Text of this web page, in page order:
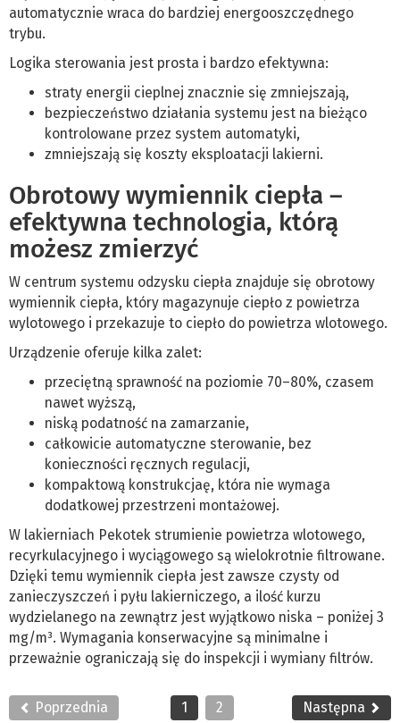
automatycznie wraca do bardziej energooszczędnego
trybu.
Logika sterowania jest prosta i bardzo efektywna:
straty energii cieplnej znacznie się zmniejszają,
bezpieczeństwo działania systemu jest na bieżąco
kontrolowane przez system automatyki,
zmniejszają się koszty eksploatacji lakierni.
Obrotowy wymiennik ciepła –
efektywna technologia, którą
możesz zmierzyć
W centrum systemu odzysku ciepła znajduje się obrotowy
wymiennik ciepła, który magazynuje ciepło z powietrza
wylotowego i przekazuje to ciepło do powietrza wlotowego.
Urządzenie oferuje kilka zalet:
przeciętną sprawność na poziomie 70–80%, czasem
nawet wyższą,
niską podatność na zamarzanie,
całkowicie automatyczne sterowanie, bez
konieczności ręcznych regulacji,
kompaktową konstrukcjaę, która nie wymaga
dodatkowej przestrzeni montażowej.
W lakierniach Pekotek strumienie powietrza wlotowego,
recyrkulacyjnego i wyciągowego są wielokrotnie filtrowane.
Dzięki temu wymiennik ciepła jest zawsze czysty od
zanieczyszczeń i pyłu lakierniczego, a ilość kurzu
wydzielanego na zewnątrz jest wyjątkowo niska – poniżej 3
mg/m³. Wymagania konserwacyjne są minimalne i
przeważnie ograniczają się do inspekcji i wymiany filtrów.
Poprzednia 1 2 Następna